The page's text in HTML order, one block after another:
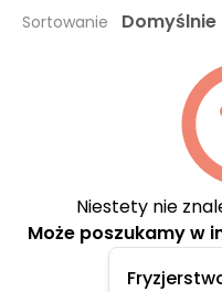
Sortowanie Domyślnie
Niestety nie
Może poszukamy w